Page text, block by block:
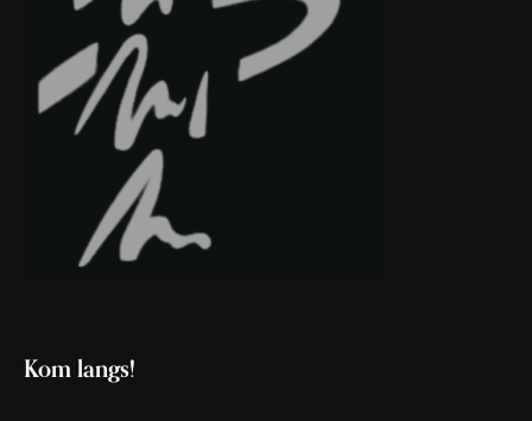
Kom langs!